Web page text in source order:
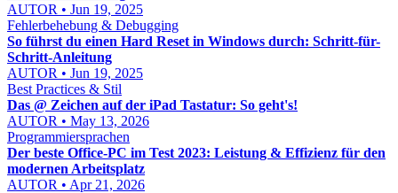
AUTOR • Jun 19, 2025
Fehlerbehebung & Debugging
So führst du einen Hard Reset in Windows durch: Schritt-für-
Schritt-Anleitung
AUTOR • Jun 19, 2025
Best Practices & Stil
Das @ Zeichen auf der iPad Tastatur: So geht's!
AUTOR • May 13, 2026
Programmiersprachen
Der beste Office-PC im Test 2023: Leistung & Effizienz für den
modernen Arbeitsplatz
AUTOR • Apr 21, 2026